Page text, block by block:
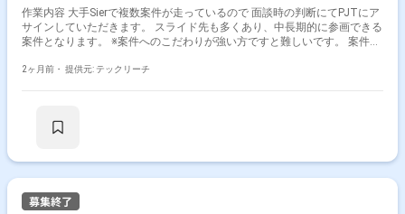
作業内容 大手Sierで複数案件が走っているので 面談時の判断にてPJTにア
サインしていただきます。 スライド先も多くあり、中長期的に参画できる
案件となります。 ※案件へのこだわりが強い方ですと難しいです。 案件例
(Swift) 新規アプリのプッシュ通知機能周りの開発(Flutter) ※当案件におき
来リーダーを目指す方歓迎 ＝＝＝＝＝ ※重要※ ▼必ずお読みください▼
2ヶ月前・ 提供元: テックリーチ